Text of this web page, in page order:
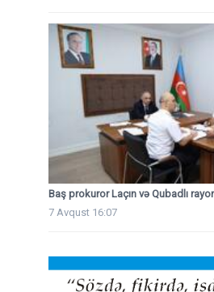
Baş prokuror Laçın və Qubadlı
7 Avqust 16:07